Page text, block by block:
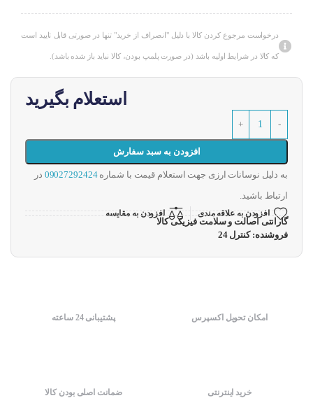
درخواست مرجوع کردن کالا با دلیل "انصراف از خرید" تنها در صورتی قابل تایید است
که کالا در شرایط اولیه باشد (در صورت پلمپ بودن، کالا نباید باز شده باشد).
استعلام بگیرید
افزودن به سبد سفارش
به دلیل نوسانات ارزی جهت استعلام قیمت با شماره09027292424 در
ارتباط باشید.
افزودن به علاقه مندی افزودن به مقایسه
گارانتی اصالت و سلامت فیزیکی کالا
فروشنده: کنترل 24
امکان تحویل اکسپرس پشتیبانی 24 ساعته
خرید اینترنتی ضمانت اصلی بودن کالا